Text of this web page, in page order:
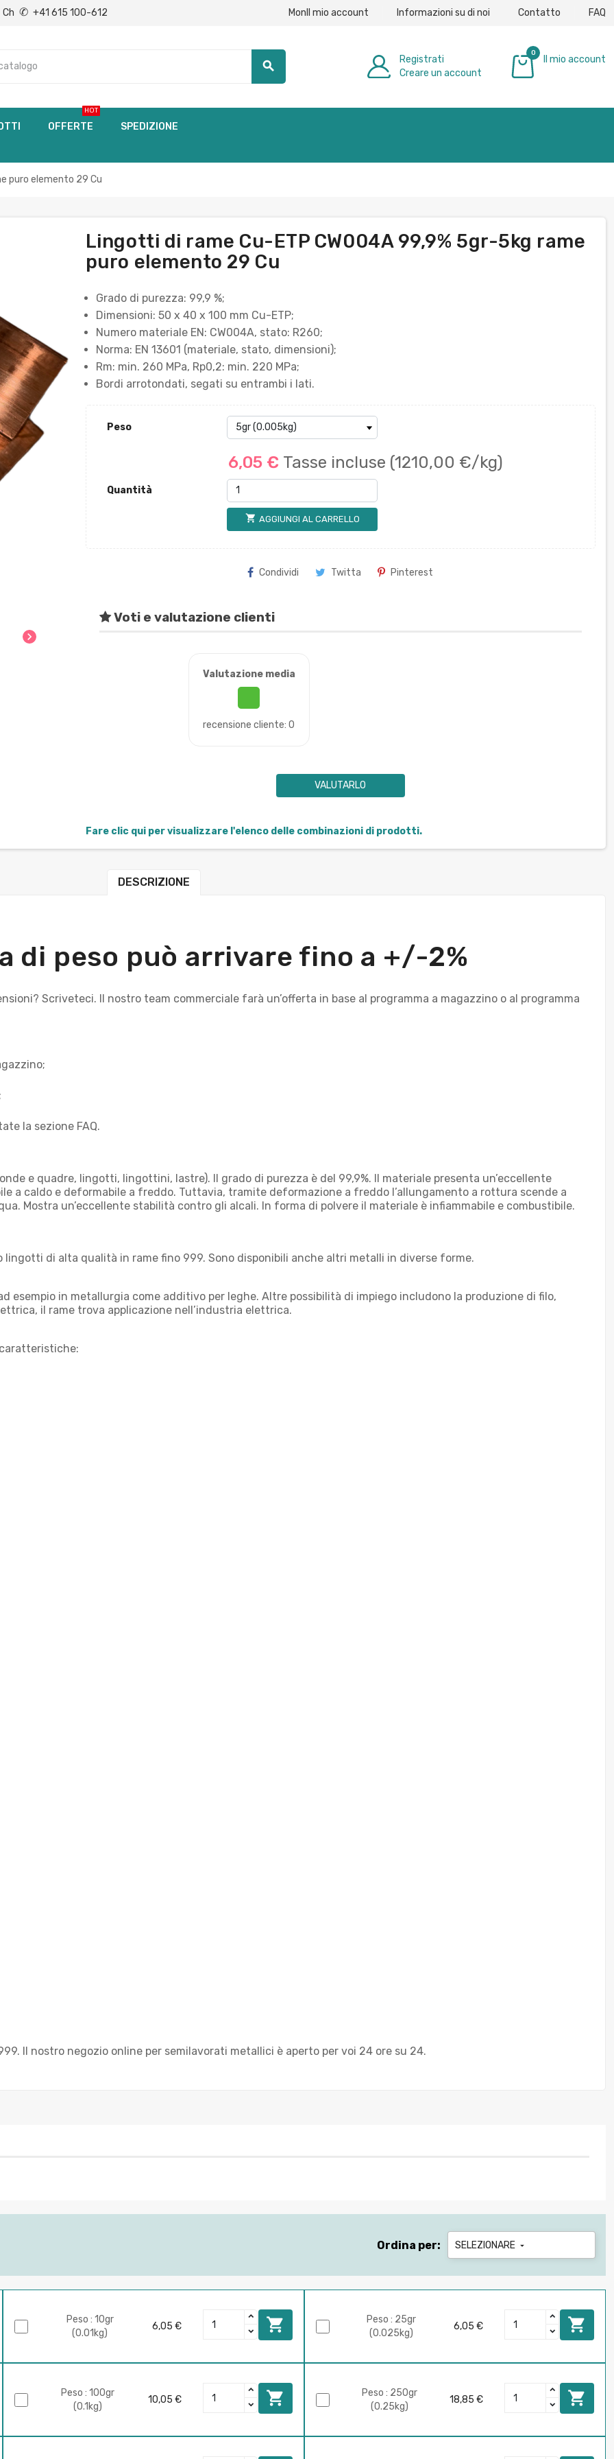
Ch ✆ +41 615 100-612 MonIl mio account Informazioni su di noi Contatto FAQ
search
Registrati
Creare un account
0
Il mio account
OFFERTE
HOT
SPEDIZIONE
puro elemento 29 Cu
chevron_right
Lingotti di rame Cu-ETP CW004A 99,9% 5gr-5kg rame
puro elemento 29 Cu
Grado di purezza: 99,9 %;
Dimensioni: 50 x 40 x 100 mm Cu-ETP;
Numero materiale EN: CW004A, stato: R260;
Norma: EN 13601 (materiale, stato, dimensioni);
Rm: min. 260 MPa, Rp0,2: min. 220 MPa;
Bordi arrotondati, segati su entrambi i lati.
Peso
6,05 € Tasse incluse (1210,00 €/kg)
Quantità
shopping_cart AGGIUNGI AL CARRELLO
Condividi Twitta Pinterest
Voti e valutazione clienti
Valutazione media
recensione cliente: 0
VALUTARLO
Fare clic qui per visualizzare l'elenco delle combinazioni di prodotti.
DESCRIZIONE
di peso può arrivare fino a +/-2%
Scriveteci. Il nostro team commerciale farà un’offerta in base al programma a magazzino o al programma
la sezione FAQ.
e quadre, lingotti, lingottini, lastre). Il grado di purezza è del 99,9%. Il materiale presenta un’eccellente
a caldo e deformabile a freddo. Tuttavia, tramite deformazione a freddo l’allungamento a rottura scende a
Mostra un’eccellente stabilità contro gli alcali. In forma di polvere il materiale è infiammabile e combustibile.
di alta qualità in rame fino 999. Sono disponibili anche altri metalli in diverse forme.
in metallurgia come additivo per leghe. Altre possibilità di impiego includono la produzione di filo,
il rame trova applicazione nell’industria elettrica.
Il nostro negozio online per semilavorati metallici è aperto per voi 24 ore su 24.
Ordina per: SELEZIONARE 
Peso : 10gr
(0.01kg)
6,05 € 
Peso : 25gr
(0.025kg)
6,05 € 
Peso : 100gr
(0.1kg)
10,05 € 
Peso : 250gr
(0.25kg)
18,85 € 